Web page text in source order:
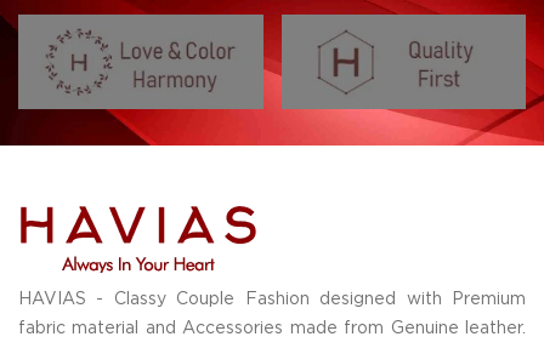
HAVIAS - Classy Couple Fashion designed with Premium
fabric material and Accessories made from Genuine leather.